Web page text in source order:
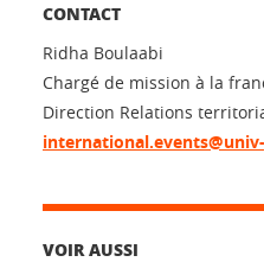
CONTACT
Ridha Boulaabi
Chargé de mission à la
Direction Relations
VOIR AUSSI